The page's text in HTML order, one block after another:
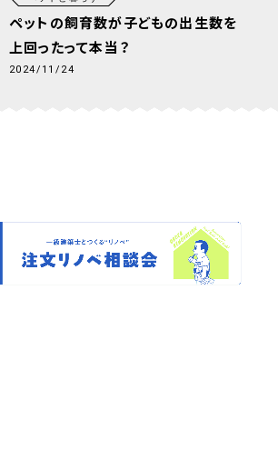
ペットの飼育数が子どもの出生数を
上回ったって本当？
2024/11/24